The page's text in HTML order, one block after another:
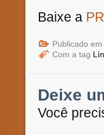
Baixe a
Publicado em
Com a tag
Deixe
Você